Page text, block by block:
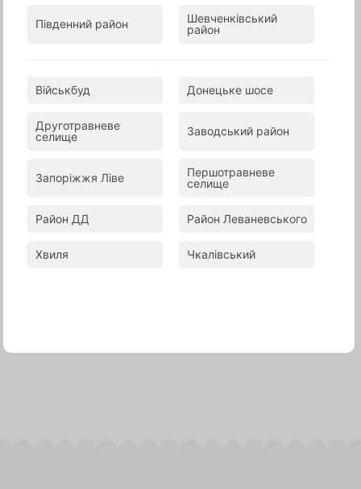
Фирменные соления Украинское сало
горчица 80/80/30
Південний район
Шевченківський
район
Військбуд Донецьке шосе
Друготравневе
селище
Заводський район
Запоріжжя Ліве
Першотравневе
селище
Район ДД Район Леваневського
Хвиля Чкалівський